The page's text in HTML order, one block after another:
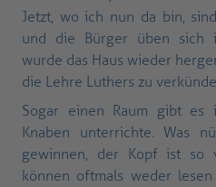
Jetzt, wo ich nun da bin,
und die Bürger üben sich
wurde das Haus wieder
die Lehre Luthers zu
Sogar einen Raum gibt
Knaben unterrichte. Was
gewinnen, der Kopf ist so
können oftmals weder